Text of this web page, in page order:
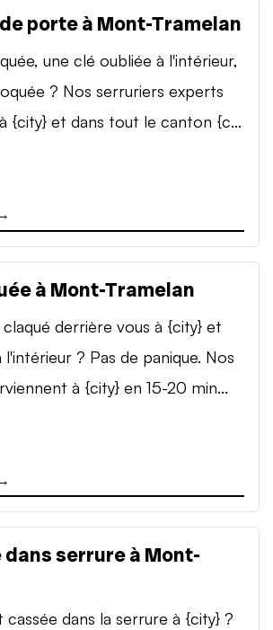
porte à Mont-Tramelan
une clé oubliée à l'intérieur,
? Nos serruriers experts
{city} et dans tout le canton {c...
à Mont-Tramelan
derrière vous à {city} et
? Pas de panique. Nos
à {city} en 15-20 min...
dans serrure à Mont-
dans la serrure à {city} ?